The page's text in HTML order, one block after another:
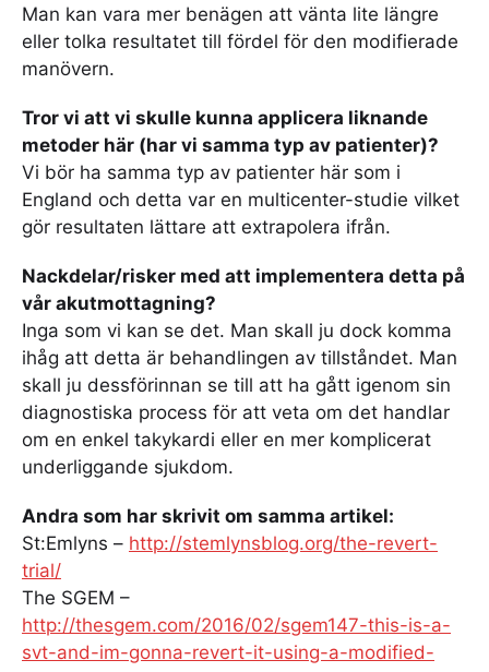
Man kan vara mer benägen att vänta lite längre
eller tolka resultatet till fördel för den modifierade
manövern.
Tror vi att vi skulle kunna applicera liknande
metoder här (har vi samma typ av patienter)?
Vi bör ha samma typ av patienter här som i
England och detta var en multicenter-studie vilket
gör resultaten lättare att extrapolera ifrån.
Nackdelar/risker med att implementera detta på
vår akutmottagning?
Inga som vi kan se det. Man skall ju dock komma
ihåg att detta är behandlingen av tillståndet. Man
skall ju dessförinnan se till att ha gått igenom sin
diagnostiska process för att veta om det handlar
om en enkel takykardi eller en mer komplicerat
underliggande sjukdom.
Andra som har skrivit om samma artikel:
St:Emlyns – http://stemlynsblog.org/the-revert-
trial/
The SGEM –
http://thesgem.com/2016/02/sgem147-this-is-a-
svt-and-im-gonna-revert-it-using-a-modified-